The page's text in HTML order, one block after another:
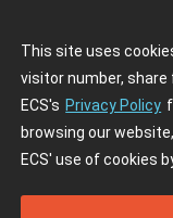
This site uses
visitor number,
ECS's Privacy Policy
browsing our
ECS' use of cookies